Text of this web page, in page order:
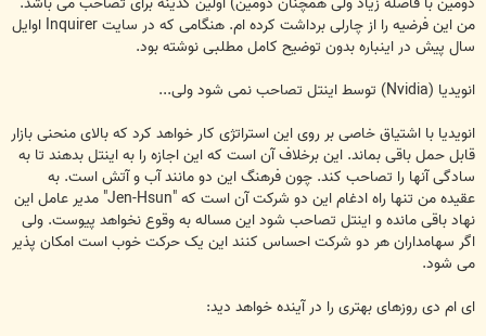
من این فرضیه را از چارلی برداشت کرده ام. هنگامی که در سایت Inquirer اوایل
سال پیش در اینباره بدون توضیح کامل مطلبی نوشته بود.
انویدیا (Nvidia) توسط اینتل تصاحب نمی شود ولی...
انویدیا با اشتیاق خاصی بر روی این استراتژی کار خواهد کرد که بالای منحنی بازار
قابل حمل باقی بماند. این برخلاف آن است که این اجازه را به اینتل بدهند تا به
سادگی آنها را تصاحب کند. چون فرهنگ این دو مانند آب و آتش است. به
عقیده من تنها راه ادغام این دو شرکت آن است که "Jen-Hsun" مدیر عامل این
نهاد باقی مانده و اینتل تصاحب شود این مساله به وقوع نخواهد پیوست. ولی
اگر سهامداران هر دو شرکت احساس کنند این یک حرکت خوب است امکان پذیر
می شود.
ای ام دی روزهای بهتری را در آینده خواهد دید: